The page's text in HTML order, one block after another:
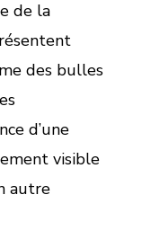
de la
des bulles
d’une
visible
autre